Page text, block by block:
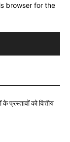
browser for the
प्रस्तावों को वित्तीय